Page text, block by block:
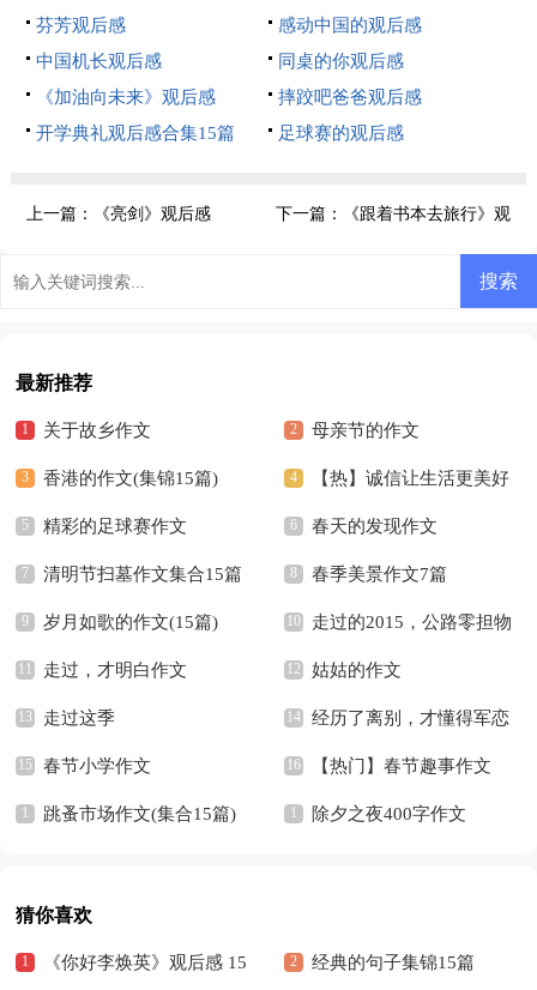
芬芳观后感
感动中国的观后感
中国机长观后感
同桌的你观后感
《加油向未来》观后感
摔跤吧爸爸观后感
开学典礼观后感合集15篇
足球赛的观后感
上一篇： 《亮剑》观后感 下一篇： 《跟着书本去旅行》观
后感
最新推荐
关于故乡作文 母亲节的作文
香港的作文(集锦15篇) 【热】诚信让生活更美好
作文
精彩的足球赛作文 春天的发现作文
清明节扫墓作文集合15篇 春季美景作文7篇
岁月如歌的作文(15篇) 走过的2015，公路零担物
流发生了什么变化？
走过，才明白作文 姑姑的作文
走过这季 经历了离别，才懂得军恋
的牵肠挂肚
春节小学作文 【热门】春节趣事作文
跳蚤市场作文(集合15篇) 除夕之夜400字作文
猜你喜欢
《你好李焕英》观后感 15 经典的句子集锦15篇